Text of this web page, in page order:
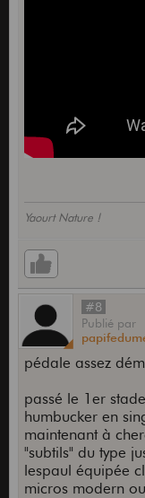
Yaourt Nature !
#8
Publié par
pédale assez
passé le 1er
humbucker en
maintenant à
"subtils" du type
lespaul équipée
micros modern